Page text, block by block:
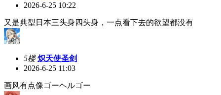
2026-6-25 10:22
又是典型日本三头身四头身，一点看下去的欲望都没有
5楼 炽天使圣剑
2026-6-25 11:03
画风有点像ゴーヘルゴー